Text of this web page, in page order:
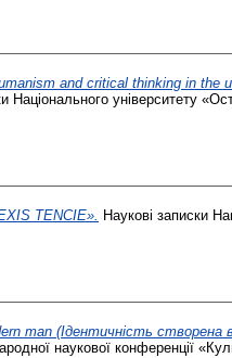
and critical thinking in the
Національного університету
TENCIE». Наукові записки
man (Ідентичність
наукової конференції